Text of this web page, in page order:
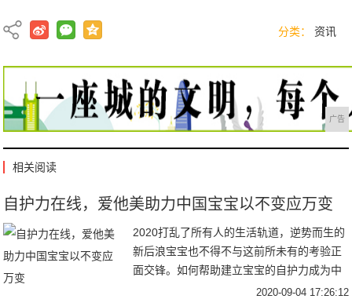
分类： 资讯
广告
相关阅读
自护力在线，爱他美助力中国宝宝以不变应万变
2020打乱了所有人的生活轨道，逆势而生的
新后浪宝宝也不得不与这前所未有的考验正
面交锋。如何帮助建立宝宝的自护力成为中
国妈妈们当下最为关注的问题之一。 一
2020-09-04 17:26:12